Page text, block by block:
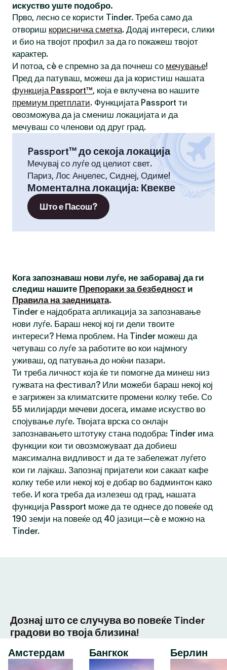
искуство уште подобро.
Прво, лесно се користи Tinder. Треба само да
отвориш корисничка сметка. Додај интереси, слики
и био на твојот профил за да го покажеш твојот
карактер.
И потоа, сè е спремно за да почнеш со мечување!
Пред да патуваш, можеш да ја користиш нашата
функција Passport™, која е вклучена во нашите
премиум претплати. Функцијата Passport ти
овозможува да ја смениш локацијата и да
мечуваш со членови од друг град.
Passport™ до секоја локација
Мечувај со луѓе од целиот свет.
Париз, Лос Анџелес, Сиднеј, Одиме!
Моментална локација: Квекве
Што е Пасош?
Кога запознаваш нови луѓе, не заборавај да ги
следиш нашите Препораки за безбедност и
Правила на заедницата.
Tinder е најдобрата апликација за запознавање
нови луѓе. Бараш некој кој ги дели твоите
интереси? Нема проблем. На Tinder можеш да
четуваш со луѓе за работите во кои најмногу
уживаш, од патувања до ноќни пазари.
Ти треба личност која ќе ти помогне да минеш низ
гужвата на фестивал? Или можеби бараш некој кој
е загрижен за климатските промени колку тебе. Со
55 милијарди мечеви досега, имаме искуство во
спојување луѓе. Твојата врска со онлајн
запознавањето штотуку стана подобра: Tinder има
функции кои ти овозможуваат да добиеш
максимална видливост и да те забележат луѓето
кои ги лајкаш. Запознај пријатели кои сакаат кафе
колку тебе или некој кој е добар во бадминтон како
тебе. И кога треба да излезеш од град, нашата
функција Passport може да те однесе до повеќе од
190 земји на повеќе од 40 јазици—сè е можно на
Tinder.
Дознај што се случува во повеќе Tinder
градови во твоја близина!
Амстердам
Бангкок Берлин